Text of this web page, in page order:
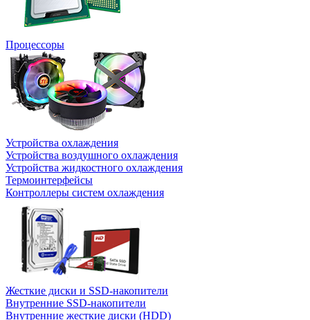
Процессоры
Устройства охлаждения
Устройства воздушного охлаждения
Устройства жидкостного охлаждения
Термоинтерфейсы
Контроллеры систем охлаждения
Жесткие диски и SSD-накопители
Внутренние SSD-накопители
Внутренние жесткие диски (HDD)